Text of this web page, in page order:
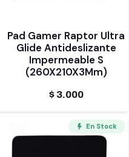
Pad Gamer Raptor Ultra
Glide Antideslizante
Impermeable S
(260X210X3Mm)
$3.000
En Stock